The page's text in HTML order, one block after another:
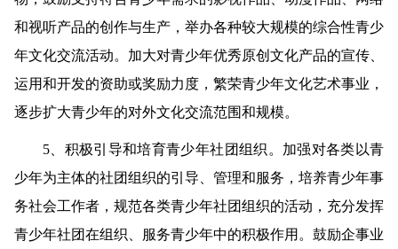
和视听产品的创作与生产，举办各种较大规模的综合性青少
年文化交流活动。加大对青少年优秀原创文化产品的宣传、
运用和开发的资助或奖励力度，繁荣青少年文化艺术事业，
逐步扩大青少年的对外文化交流范围和规模。
5 、积极引导和培育青少年社团组织。 加强对各类以青
少年为主体的社团组织的引导、管理和服务，培养青少年事
务社会工作者，规范各类青少年社团组织的活动，充分发挥
青少年社团在组织、服务青少年中的积极作用。鼓励企事业